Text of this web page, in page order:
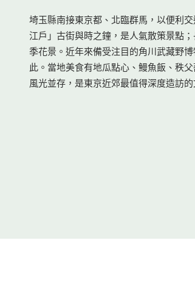
埼玉縣南接東京都、北臨群馬，以便利
江戶」古街與時之鐘，是人氣散策景點
季花景。近年來備受注目的角川武藏野
此。當地美食有地瓜點心、鰻魚飯、秩
風光並存，是東京近郊最值得深度造訪的